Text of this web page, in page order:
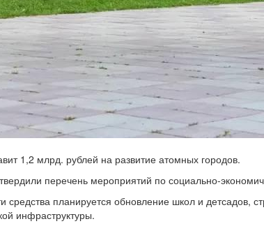
1,2 млрд. рублей на развитие атомных городов.
перечень мероприятий по социально-
планируется обновление школ и детсадов,
инфраструктуры.